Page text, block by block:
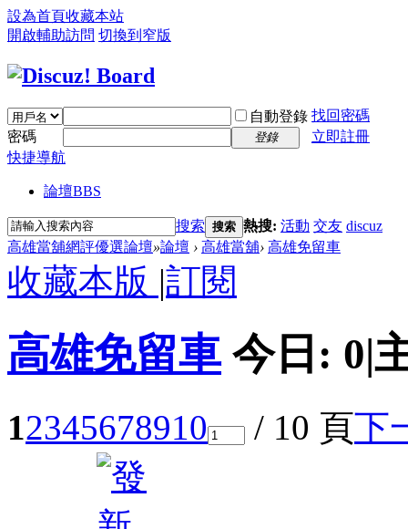
設為首頁收藏本站
開啟輔助訪問 切換到窄版
自動登錄 找回密碼
密碼
登錄
立即註冊
快捷導航
論壇BBS
搜索 搜索 熱搜: 活動 交友 discuz
高雄當舖網評優選論壇»論壇 › 高雄當舖› 高雄免留車
收藏本版 |訂閱
高雄免留車 今日: 0|
12345678910 / 10 頁下